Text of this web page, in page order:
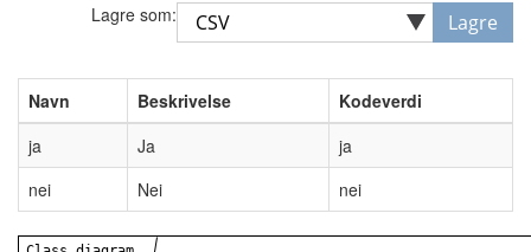
Lagre som: Lagre
Navn Beskrivelse
Kodeverdi
ja
Ja
ja
nei
Nei nei